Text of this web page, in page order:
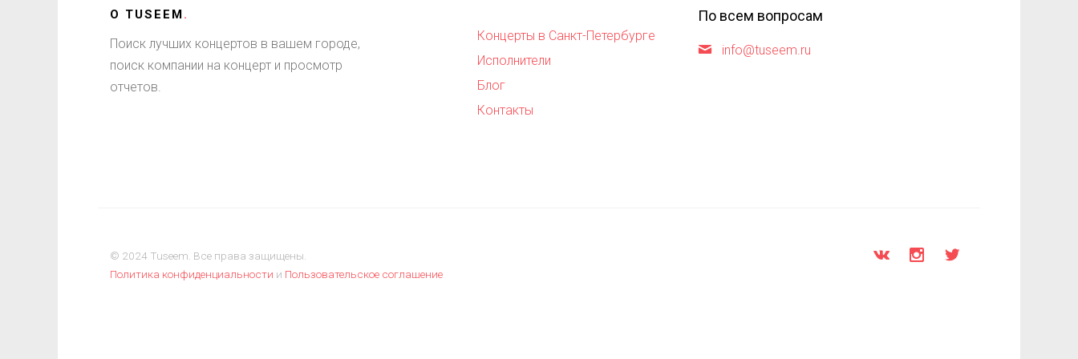
О TUSEEM.
Поиск лучших концертов в вашем городе,
поиск компании на концерт и просмотр
отчетов.
Концерты в Санкт-Петербурге
Исполнители
Блог
Контакты
По всем вопросам
info@tuseem.ru
© 2024 Tuseem. Все права защищены.
Политика конфиденциальности и Пользовательское соглашение